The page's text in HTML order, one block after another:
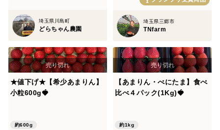
埼玉県川島町
どらちゃん農園
埼玉県三郷市
TNfarm
★値下げ★【希少あまりん】
小粒600g🍓
約600g
【あまりん・べにたま】食べ
比べ４パック(1Kg)🍓
約1kg